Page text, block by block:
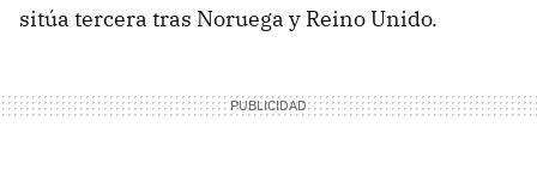
sitúa tercera tras Noruega y Reino Unido.